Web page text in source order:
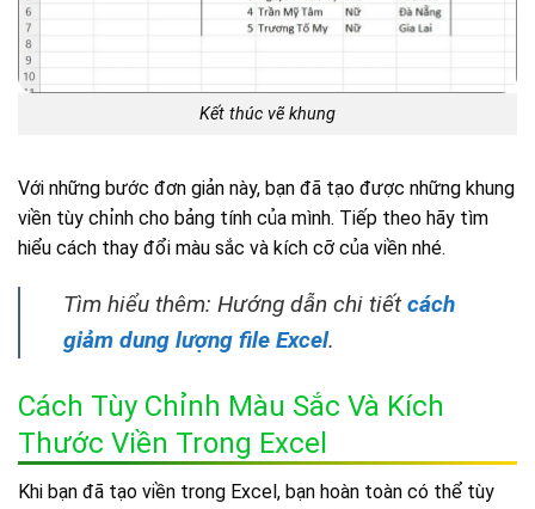
Kết thúc vẽ khung
Với những bước đơn giản này, bạn đã tạo được những khung
viền tùy chỉnh cho bảng tính của mình. Tiếp theo hãy tìm
hiểu cách thay đổi màu sắc và kích cỡ của viền nhé.
Tìm hiểu thêm: Hướng dẫn chi tiết cách
giảm dung lượng file Excel.
Cách Tùy Chỉnh Màu Sắc Và Kích
Thước Viền Trong Excel
Khi bạn đã tạo viền trong Excel, bạn hoàn toàn có thể tùy